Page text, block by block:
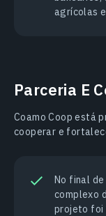
agrícolas
Parceria E
Cоamo Coop está
cooperar e
No final
complexo
projeto foi